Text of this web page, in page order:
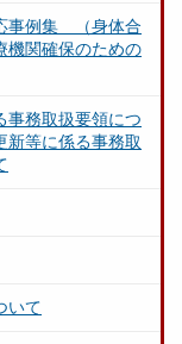
事例集 （身体合
機関確保のための
事務取扱要領につ
新等に係る事務取
いて